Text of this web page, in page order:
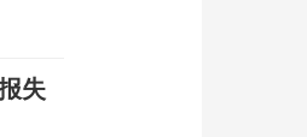
失